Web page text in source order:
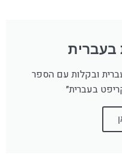
בעברית
ובקלות עם הספר
בעברית״